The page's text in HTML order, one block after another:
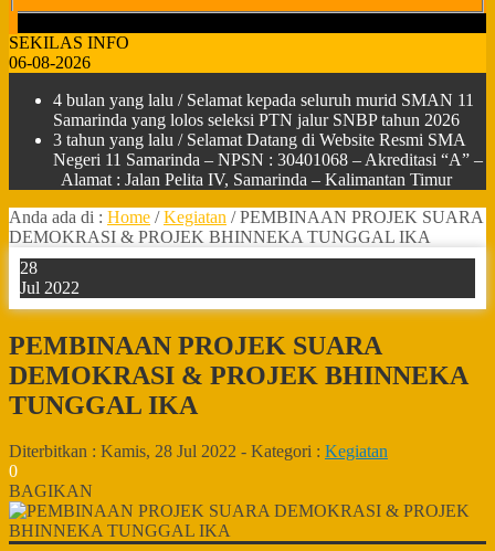
SEKILAS INFO
06-08-2026
4 bulan yang lalu / Selamat kepada seluruh murid SMAN 11
Samarinda yang lolos seleksi PTN jalur SNBP tahun 2026
3 tahun yang lalu / Selamat Datang di Website Resmi SMA
Negeri 11 Samarinda – NPSN : 30401068 – Akreditasi “A” –
Alamat : Jalan Pelita IV, Samarinda – Kalimantan Timur
Anda ada di : Home /Kegiatan /PEMBINAAN PROJEK SUARA
DEMOKRASI & PROJEK BHINNEKA TUNGGAL IKA
28
Jul 2022
PEMBINAAN PROJEK SUARA
DEMOKRASI & PROJEK BHINNEKA
TUNGGAL IKA
Diterbitkan : Kamis, 28 Jul 2022 - Kategori : Kegiatan
0
BAGIKAN